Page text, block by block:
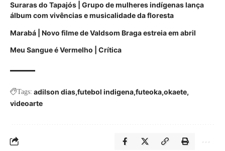
Suraras do Tapajós | Grupo de mulheres indígenas lança
álbum com vivências e musicalidade da floresta
Marabá | Novo filme de Valdsom Braga estreia em abril
Meu Sangue é Vermelho | Crítica
Tags: adilson dias futebol indigena futeoka okaete
videoarte